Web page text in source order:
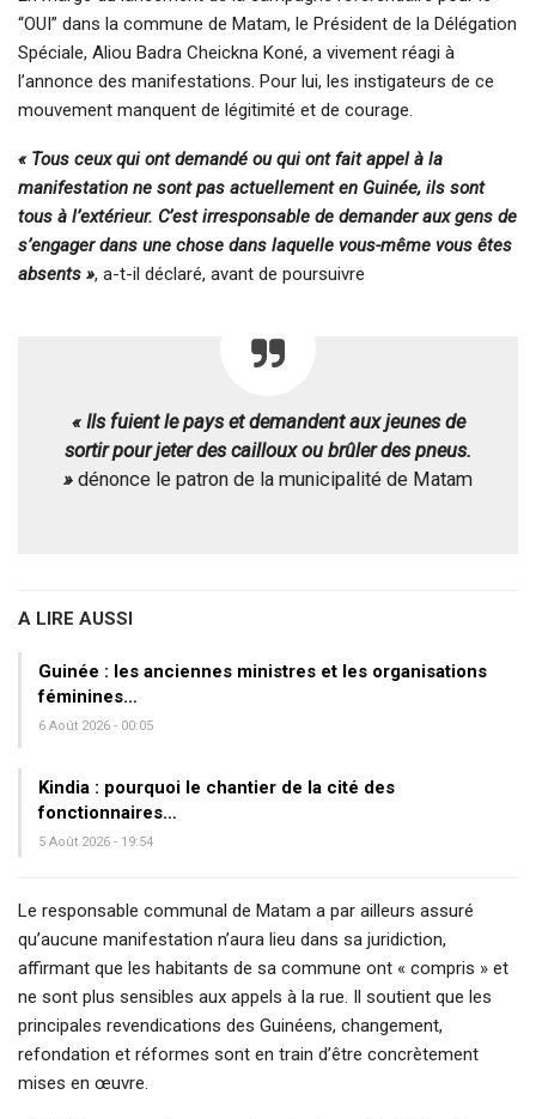
“OUI” dans la commune de Matam, le Président de la Délégation
Spéciale, Aliou Badra Cheickna Koné, a vivement réagi à
l’annonce des manifestations. Pour lui, les instigateurs de ce
mouvement manquent de légitimité et de courage.
« Tous ceux qui ont demandé ou qui ont fait appel à la
manifestation ne sont pas actuellement en Guinée, ils sont
tous à l’extérieur. C’est irresponsable de demander aux gens de
s’engager dans une chose dans laquelle vous-même vous êtes
absents », a-t-il déclaré, avant de poursuivre
« Ils fuient le pays et demandent aux jeunes de
sortir pour jeter des cailloux ou brûler des pneus.
» dénonce le patron de la municipalité de Matam
A LIRE AUSSI
Guinée : les anciennes ministres et les organisations
féminines…
6 Août 2026 - 00:05
Kindia : pourquoi le chantier de la cité des
fonctionnaires…
5 Août 2026 - 19:54
Le responsable communal de Matam a par ailleurs assuré
qu’aucune manifestation n’aura lieu dans sa juridiction,
affirmant que les habitants de sa commune ont « compris » et
ne sont plus sensibles aux appels à la rue. Il soutient que les
principales revendications des Guinéens, changement,
refondation et réformes sont en train d’être concrètement
mises en œuvre.